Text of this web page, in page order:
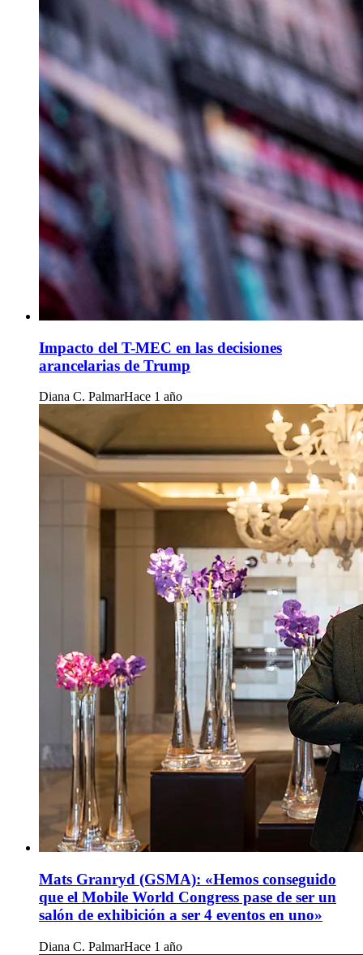
Impacto del T-MEC en las decisiones
arancelarias de Trump
Diana C. PalmarHace 1 año
Mats Granryd (GSMA): «Hemos conseguido
que el Mobile World Congress pase de ser un
salón de exhibición a ser 4 eventos en uno»
Diana C. PalmarHace 1 año